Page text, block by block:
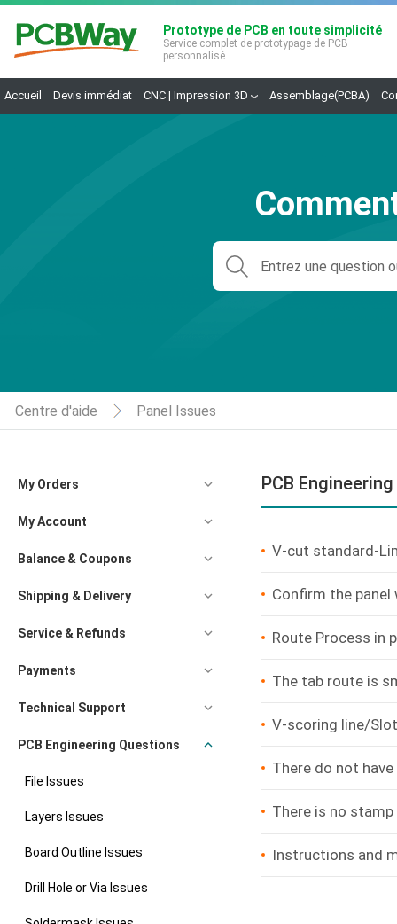
Prototype de PCB en toute simplicité
Service complet de prototypage de PCB
personnalisé.
Accueil Devis immédiat CNC | Impression 3D Assemblage(PCBA)
Centre d'aide Panel Issues
PCB
V-cut standard-
Confirm the
Route Process in
The tab route is
V-scoring line/
There do not
There is no
Instructions and
My Orders
My Account
Balance & Coupons
Shipping & Delivery
Service & Refunds
Payments
Technical Support
PCB Engineering Questions
File Issues
Layers Issues
Board Outline Issues
Drill Hole or Via Issues